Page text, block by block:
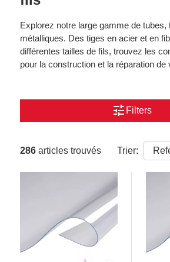
Explorez notre large gamme de tubes,
métalliques. Des tiges en acier et en
différentes tailles de fils, trouvez les
pour la construction et la réparation
tune Filters
286 articles trouvés Trier: